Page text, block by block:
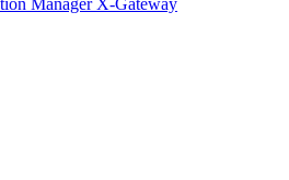
Manager X-Gateway